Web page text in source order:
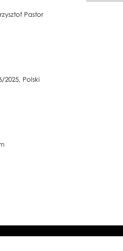
Pastor
Polski